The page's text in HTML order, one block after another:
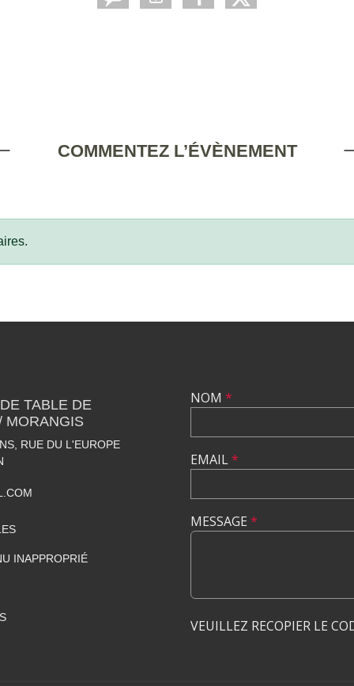
COMMENTEZ L’ÉVÈNEMENT
TABLE DE
MORANGIS
RUE DU L'EUROPE
INAPPROPRIÉ
NOM *
EMAIL*
MESSAGE *
VEUILLEZ RECOPIER LE